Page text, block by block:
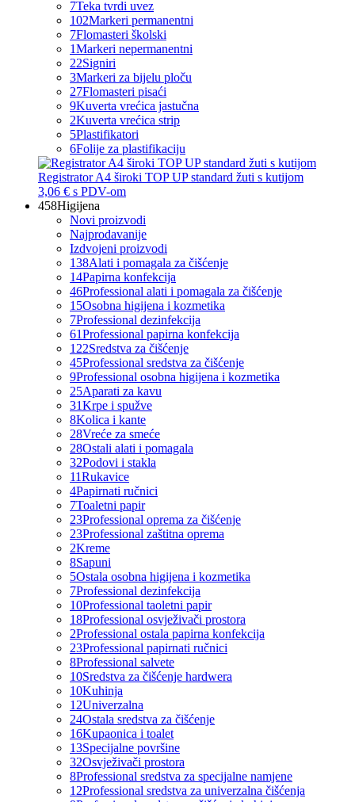
7Teka tvrdi uvez
102Markeri permanentni
7Flomasteri školski
1Markeri nepermanentni
22Signiri
3Markeri za bijelu ploču
27Flomasteri pisaći
9Kuverta vrećica jastučna
2Kuverta vrećica strip
5Plastifikatori
6Folije za plastifikaciju
Registrator A4 široki TOP UP standard žuti s kutijom
3,06 € s PDV-om
458Higijena
Novi proizvodi
Najprodavanije
Izdvojeni proizvodi
138Alati i pomagala za čišćenje
14Papirna konfekcija
46Professional alati i pomagala za čišćenje
15Osobna higijena i kozmetika
7Professional dezinfekcija
61Professional papirna konfekcija
122Sredstva za čišćenje
45Professional sredstva za čišćenje
9Professional osobna higijena i kozmetika
25Aparati za kavu
31Krpe i spužve
8Kolica i kante
28Vreće za smeće
28Ostali alati i pomagala
32Podovi i stakla
11Rukavice
4Papirnati ručnici
7Toaletni papir
23Professional oprema za čišćenje
23Professional zaštitna oprema
2Kreme
8Sapuni
5Ostala osobna higijena i kozmetika
7Professional dezinfekcija
10Professional taoletni papir
18Professional osvježivači prostora
2Professional ostala papirna konfekcija
23Professional papirnati ručnici
8Professional salvete
10Sredstva za čišćenje hardwera
10Kuhinja
12Univerzalna
24Ostala sredstva za čišćenje
16Kupaonica i toalet
13Specijalne površine
32Osvježivači prostora
8Professional sredstva za specijalne namjene
12Professional sredstva za univerzalna čišćenja